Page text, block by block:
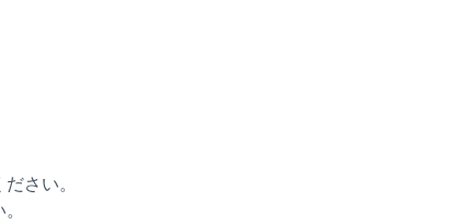
さい。